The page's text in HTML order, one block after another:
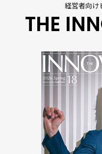
経営者向け
THE